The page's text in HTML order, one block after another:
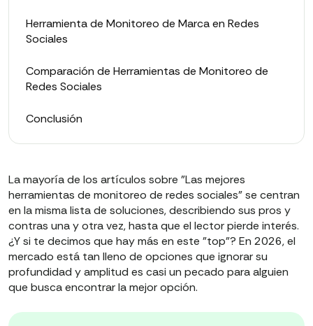
Herramienta de Monitoreo de Marca en Redes
Sociales
Comparación de Herramientas de Monitoreo de
Redes Sociales
Conclusión
La mayoría de los artículos sobre "Las mejores
herramientas de monitoreo de redes sociales" se centran
en la misma lista de soluciones, describiendo sus pros y
contras una y otra vez, hasta que el lector pierde interés.
¿Y si te decimos que hay más en este "top"? En 2026, el
mercado está tan lleno de opciones que ignorar su
profundidad y amplitud es casi un pecado para alguien
que busca encontrar la mejor opción.